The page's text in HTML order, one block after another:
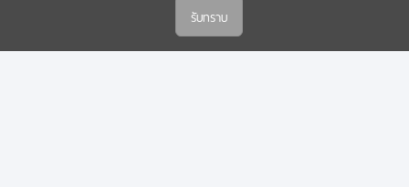
รับทราบ
นโยบายในการคุ้มครองข้อมูลส่วนบุคคล